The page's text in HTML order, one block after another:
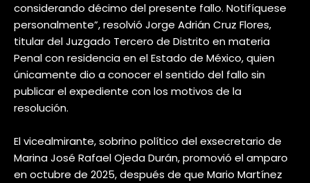
considerando décimo del presente fallo. Notifíquese
personalmente”, resolvió Jorge Adrián Cruz Flores,
titular del Juzgado Tercero de Distrito en materia
Penal con residencia en el Estado de México, quien
únicamente dio a conocer el sentido del fallo sin
publicar el expediente con los motivos de la
resolución.
El vicealmirante, sobrino político del exsecretario de
Marina José Rafael Ojeda Durán, promovió el amparo
en octubre de 2025, después de que Mario Martínez